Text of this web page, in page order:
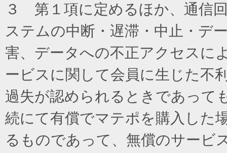
３ 第１項に定めるほか、通信
ステムの中断・遅滞・中止・デ
害、データへの不正アクセスに
ービスに関して会員に生じた不
過失が認められるときであって
続にて有償でマテポを購入した
るものであって、無償のサービ